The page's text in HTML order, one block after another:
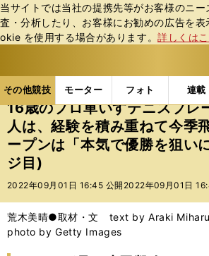
当サイトでは当社の提携先等がお客様のニー
査・分析したり、お客様にお勧めの広告を
okie を使⽤する場合があります。詳しくは
その他競技 モーター フォト 連載
ス
ポ
ル
テ
ィ
ー
バ
その他競技の記事一覧 パラスポ
16歳のプロ車いすテニスプレ
人は、経験を積み重ねて今季
ープンは「本気で優勝を狙い
ジ目)
2022年09月01日 16:45 公開 2022年09月01日
荒木美晴●取材・文 text by Araki Miharu
photo by Getty Images